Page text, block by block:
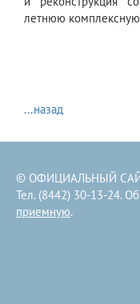
летнюю комплексную
...назад
© ОФИЦИАЛЬНЫЙ
Тел. (8442) 30-13-24.
приемную.